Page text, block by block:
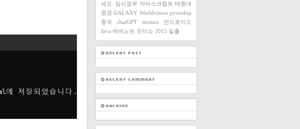
세요.
임시정부 자바스크립트 태종대
중경 GALAXY Worldvision pyrmdup
중국
chatGPT termux
안드로이드
Java 에버노트 모터쇼 2015 일출